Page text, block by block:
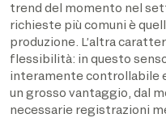
trend del momento nel
richieste più comuni è
produzione. L’altra
flessibilità: in questo
interamente controllabile
un grosso vantaggio, dal
necessarie registrazioni